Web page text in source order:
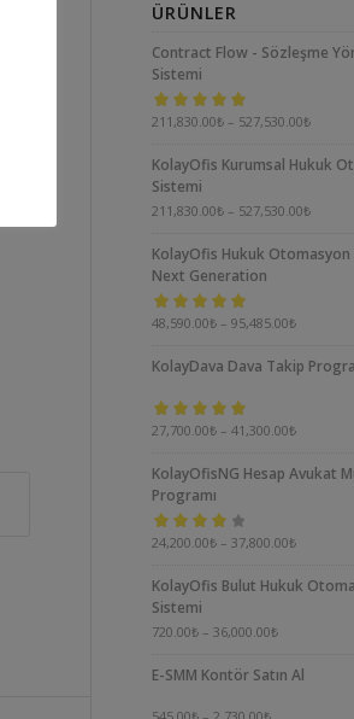
ÜRÜNLER
Contract Flow - Sözleşme
Sistemi
5 üzerinden
211,830.00₺ – 527,530.00₺
KolayOfis Kurumsal Hukuk
Sistemi
211,830.00₺ – 527,530.00₺
KolayOfis Hukuk Otomasyon
Next Generation
5 üzerinden
48,590.00₺ –95,485.00₺
KolayDava Dava Takip
5 üzerinden
27,700.00₺ –41,300.00₺
KolayOfisNG Hesap Avukat
Programı
5
4.00oy aldı
24,200.00₺ –37,800.00₺
KolayOfis Bulut Hukuk
Sistemi
720.00₺ –36,000.00₺
E-SMM Kontör Satın Al